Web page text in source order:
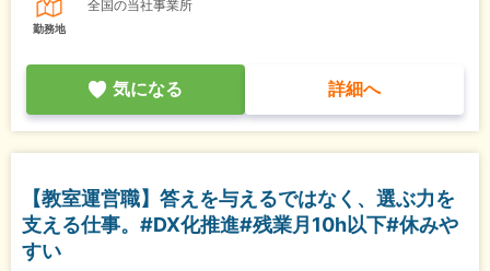
勤務地
全国の当社事業所
気になる 詳細へ
【教室運営職】答えを与えるではなく、選ぶ力を
支える仕事。#DX化推進#残業月10h以下#休みや
すい